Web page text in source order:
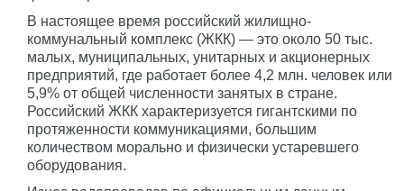
В настоящее время российский жилищно-
коммунальный комплекс (ЖКК) — это около 50 тыс.
малых, муниципальных, унитарных и акционерных
предприятий, где работает более 4,2 млн. человек или
5,9% от общей численности занятых в стране.
Российский ЖКК характеризуется гигантскими по
протяженности коммуникациями, большим
количеством морально и физически устаревшего
оборудования.